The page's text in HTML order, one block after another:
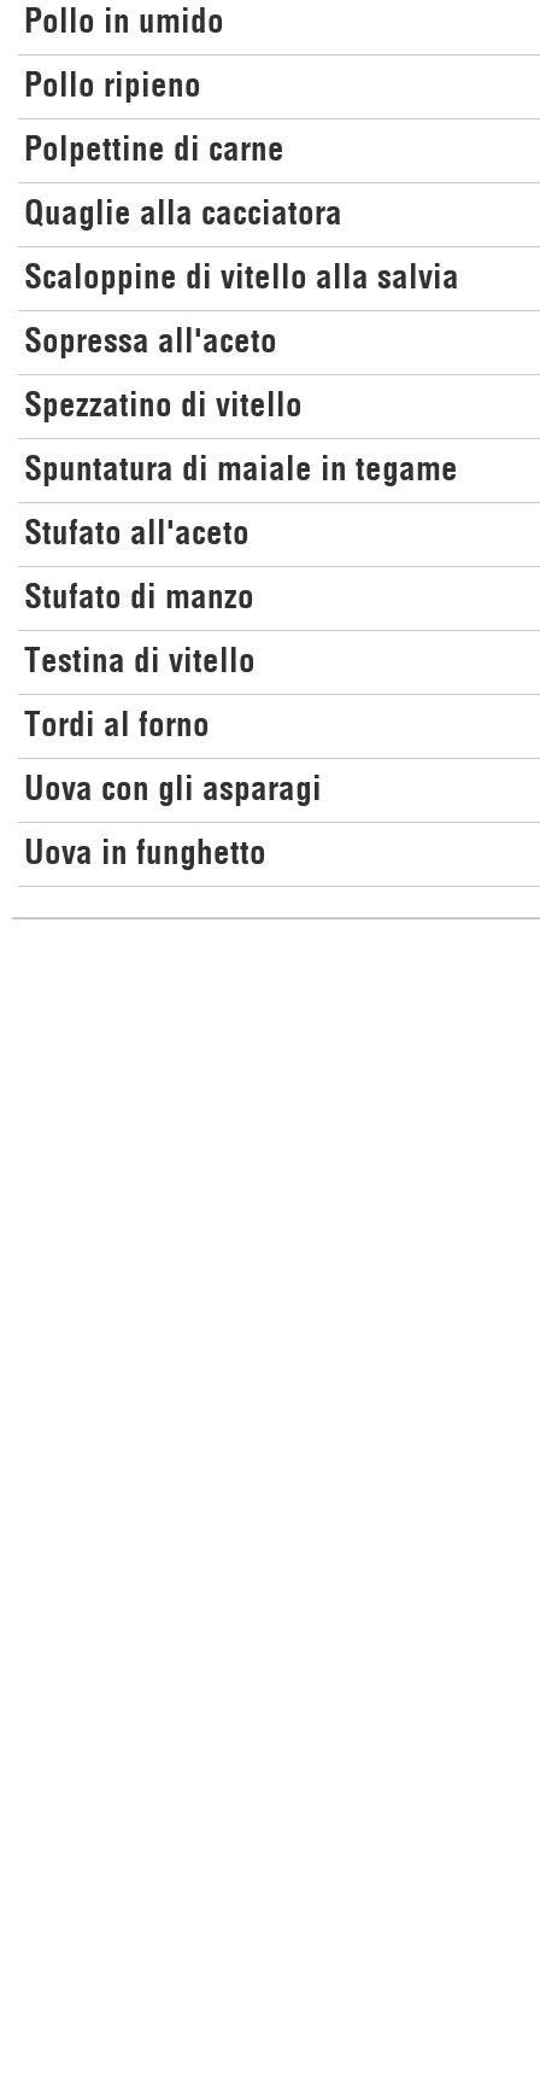
Pollo in umido
Pollo ripieno
Polpettine di carne
Quaglie alla cacciatora
Scaloppine di vitello alla salvia
Sopressa all'aceto
Spezzatino di vitello
Spuntatura di maiale in tegame
Stufato all'aceto
Stufato di manzo
Testina di vitello
Tordi al forno
Uova con gli asparagi
Uova in funghetto